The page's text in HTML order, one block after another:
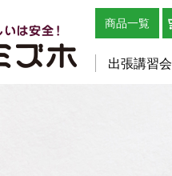
商品一覧
出張講習会